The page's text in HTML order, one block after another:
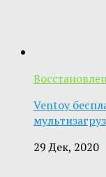
Ventoy
29 Дек, 2020